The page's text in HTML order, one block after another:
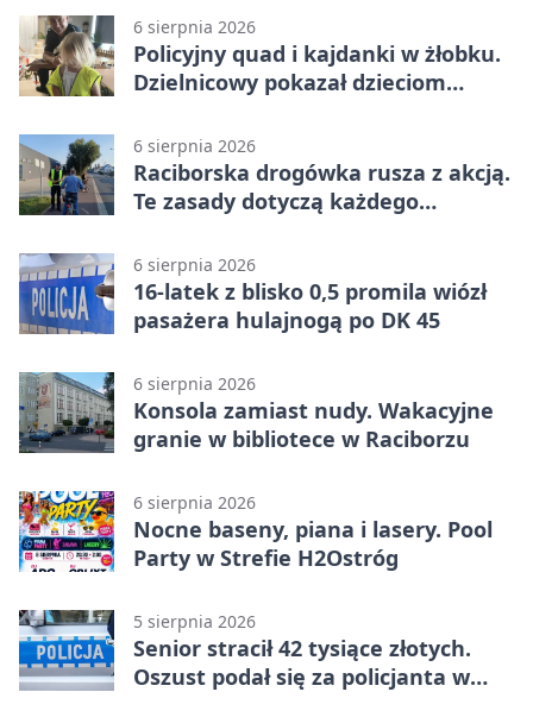
6 sierpnia 2026
Policyjny quad i kajdanki w żłobku.
Dzielnicowy pokazał dzieciom
6 sierpnia 2026
Raciborska drogówka rusza z akcją.
Te zasady dotyczą każdego
6 sierpnia 2026
16-latek z blisko 0,5 promila wiózł
pasażera hulajnogą po DK 45
6 sierpnia 2026
Konsola zamiast nudy. Wakacyjne
granie w bibliotece w Raciborzu
6 sierpnia 2026
Nocne baseny, piana i lasery. Pool
Party w Strefie H2Ostróg
5 sierpnia 2026
Senior stracił 42 tysiące złotych.
Oszust podał się za policjanta w